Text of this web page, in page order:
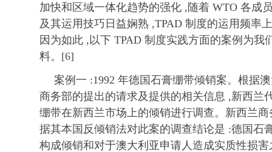
加快和区域一体化趋势的强化 ,随着 WTO 各成
及其运用技巧日益娴熟 ,TPAD 制度的运用频率
因为如此 ,以下 TPAD 制度实践方面的案例为我
料。[6]
案例一 :1992 年德国石膏绷带倾销案。根据
商务部的提出的请求及提供的相关信息 ,新西兰
绷带在新西兰市场上的倾销进行调查。新西兰
据其本国反倾销法对此案的调查结论是 :德国石
构成倾销和对于澳大利亚申请人造成实质性损